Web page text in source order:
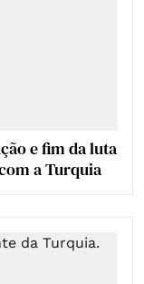
e fim da luta
a Turquia